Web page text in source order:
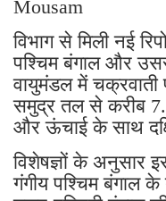
Mousam
विभाग से मिली नई
पश्चिम बंगाल और
वायुमंडल में
समुद्र तल से करीब
और ऊंचाई के साथ
विशेषज्ञों के अनुसार
गंगीय पश्चिम बंगाल